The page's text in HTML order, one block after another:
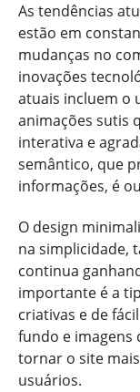
As tendências
estão em
mudanças no
inovações
atuais incluem o
animações sutis
interativa e
semântico, que
informações, é
O design
na simplicidade,
continua
importante é a
criativas e de
fundo e imagens
tornar o site
usuários.